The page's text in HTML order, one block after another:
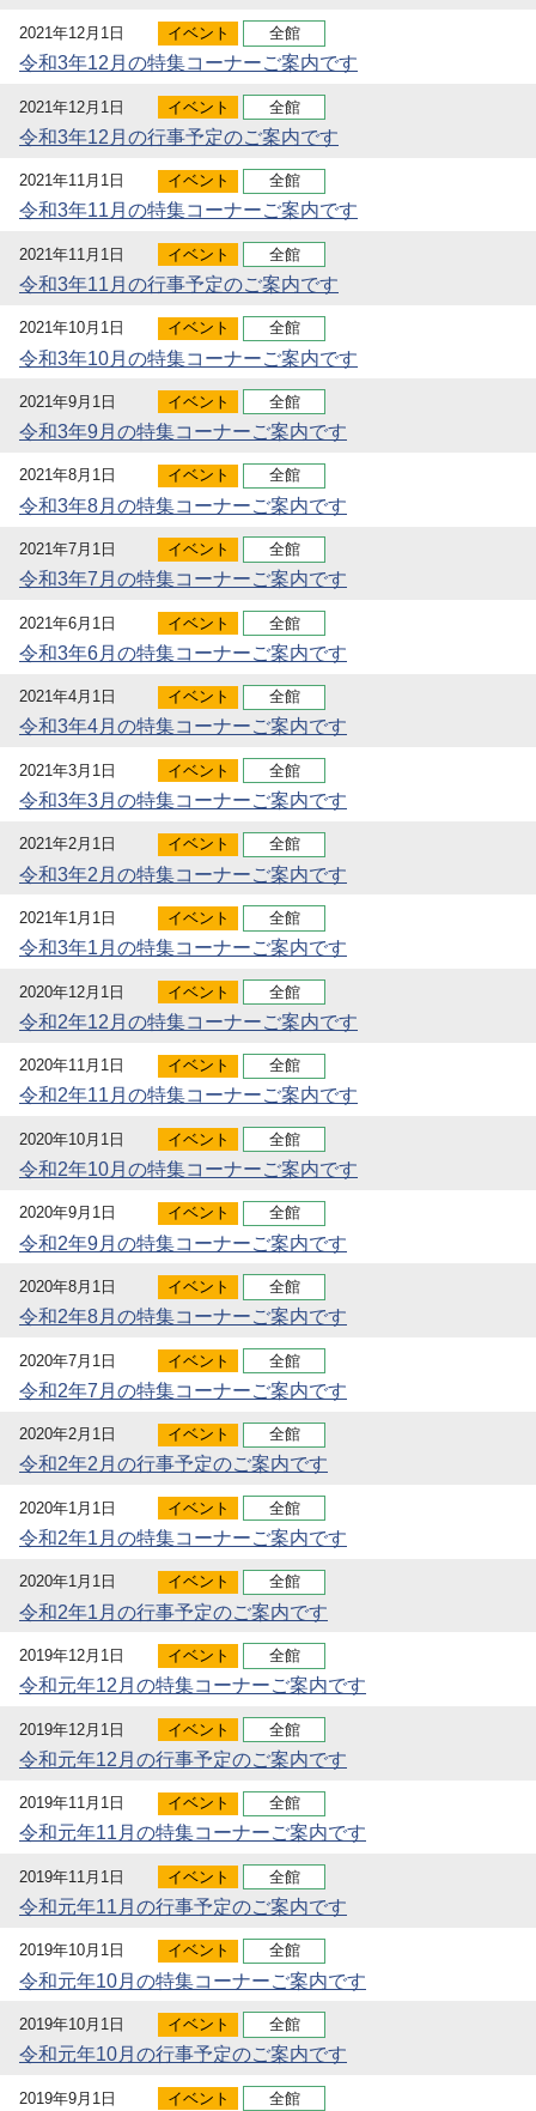
2021年12月1日 イベント 全館
令和3年12月の特集コーナーご案内です
2021年12月1日 イベント 全館
令和3年12月の行事予定のご案内です
2021年11月1日 イベント 全館
令和3年11月の特集コーナーご案内です
2021年11月1日 イベント 全館
令和3年11月の行事予定のご案内です
2021年10月1日 イベント 全館
令和3年10月の特集コーナーご案内です
2021年9月1日 イベント 全館
令和3年9月の特集コーナーご案内です
2021年8月1日 イベント 全館
令和3年8月の特集コーナーご案内です
2021年7月1日 イベント 全館
令和3年7月の特集コーナーご案内です
2021年6月1日 イベント 全館
令和3年6月の特集コーナーご案内です
2021年4月1日 イベント 全館
令和3年4月の特集コーナーご案内です
2021年3月1日 イベント 全館
令和3年3月の特集コーナーご案内です
2021年2月1日 イベント 全館
令和3年2月の特集コーナーご案内です
2021年1月1日 イベント 全館
令和3年1月の特集コーナーご案内です
2020年12月1日 イベント 全館
令和2年12月の特集コーナーご案内です
2020年11月1日 イベント 全館
令和2年11月の特集コーナーご案内です
2020年10月1日 イベント 全館
令和2年10月の特集コーナーご案内です
2020年9月1日 イベント 全館
令和2年9月の特集コーナーご案内です
2020年8月1日 イベント 全館
令和2年8月の特集コーナーご案内です
2020年7月1日 イベント 全館
令和2年7月の特集コーナーご案内です
2020年2月1日 イベント 全館
令和2年2月の行事予定のご案内です
2020年1月1日 イベント 全館
令和2年1月の特集コーナーご案内です
2020年1月1日 イベント 全館
令和2年1月の行事予定のご案内です
2019年12月1日 イベント 全館
令和元年12月の特集コーナーご案内です
2019年12月1日 イベント 全館
令和元年12月の行事予定のご案内です
2019年11月1日 イベント 全館
令和元年11月の特集コーナーご案内です
2019年11月1日 イベント 全館
令和元年11月の行事予定のご案内です
2019年10月1日 イベント 全館
令和元年10月の特集コーナーご案内です
2019年10月1日 イベント 全館
令和元年10月の行事予定のご案内です
2019年9月1日 イベント 全館